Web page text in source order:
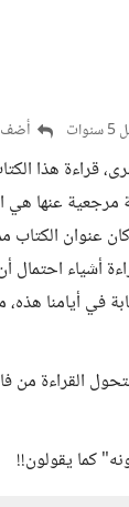
أضف
قراءة هذا
عنها هي
عنوان
أشياء احتمال
في أيامنا
القراءة من
كما يقولون!!